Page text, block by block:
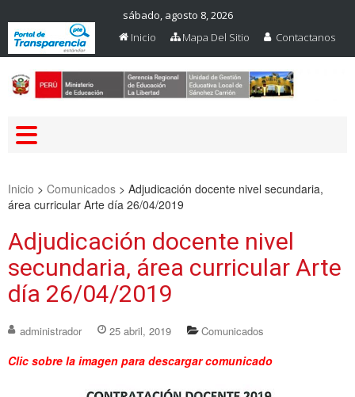
sábado, agosto 8, 2026
Inicio
Mapa Del Sitio Contactanos
Inicio > Comunicados > Adjudicación docente nivel secundaria,
área curricular Arte día 26/04/2019
Adjudicación docente nivel
secundaria, área curricular Arte
día 26/04/2019
administrador 25 abril, 2019 Comunicados
Clic sobre la imagen para descargar comunicado